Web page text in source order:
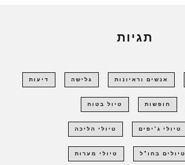
תגיות
אנשים וראיונות גלישה דיעות
חופשות טיול בטוח
טיולי ג'יפים טיולי הליכה
טיולים בחו"ל טיולי מערות